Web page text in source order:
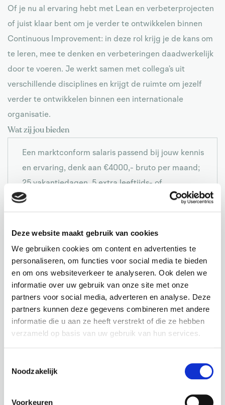
Deze website maakt gebruik van cookies
We gebruiken cookies om content en advertenties te
personaliseren, om functies voor social media te bieden
en om ons websiteverkeer te analyseren. Ook delen we
informatie over uw gebruik van onze site met onze
partners voor social media, adverteren en analyse. Deze
partners kunnen deze gegevens combineren met andere
informatie die u aan ze heeft verstrekt of die ze hebben
verzameld op basis van uw gebruik van hun services.
Noodzakelijk
Voorkeuren
Of je nu al ervaring hebt met Lean en verbeterprojecten
of juist klaar bent om je verder te ontwikkelen binnen
Continuous Improvement: in deze rol krijg je de kans om
te leren, mee te denken en verbeteringen daadwerkelijk
door te voeren. Je werkt samen met collega’s uit
verschillende disciplines en krijgt de ruimte om jezelf
verder te ontwikkelen binnen een internationale
organisatie.
Wat zij jou bieden
Een marktconform salaris passend bij jouw kennis
en ervaring, denk aan €4000,- bruto per maand;
25 vakantiedagen, 5 extra leeftijds- of
lengtedagen en 13 ADV-dagen.
Reiskostenvergoeding van € 0,23 per kilometer
(maximaal 30 kilometer enkele reis) en een
Een sterke pensioenregeling waarbij jij 6%
bijdraagt en de werkgever de rest voor haar
rekening neemt.
Een fitnessabonnement, cafetariaregeling en
fiscaal voordeel via vakbondsuitruil.
Internationale samenwerking met collega’s binnen